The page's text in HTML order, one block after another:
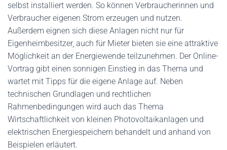
selbst installiert werden. So können Verbraucherinnen und
Verbraucher eigenen Strom erzeugen und nutzen.
Außerdem eignen sich diese Anlagen nicht nur für
Eigenheimbesitzer, auch für Mieter bieten sie eine attraktive
Möglichkeit an der Energiewende teilzunehmen. Der Online-
Vortrag gibt einen sonnigen Einstieg in das Thema und
wartet mit Tipps für die eigene Anlage auf. Neben
technischen Grundlagen und rechtlichen
Rahmenbedingungen wird auch das Thema
Wirtschaftlichkeit von kleinen Photovoltaikanlagen und
elektrischen Energiespeichern behandelt und anhand von
Beispielen erläutert.